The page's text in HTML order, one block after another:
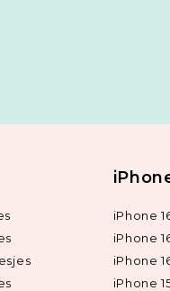
iPhone
iPhone
iPhone
iPhone